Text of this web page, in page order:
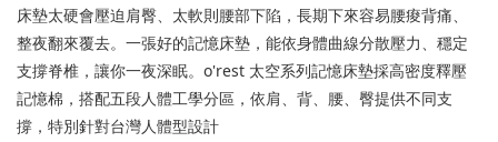
床墊太硬會壓迫肩臀、太軟則腰部下陷，長期下來容易腰痠背痛、
整夜翻來覆去。一張好的記憶床墊，能依身體曲線分散壓力、穩定
支撐脊椎，讓你一夜深眠。o'rest 太空系列記憶床墊採高密度釋壓
記憶棉，搭配五段人體工學分區，依肩、背、腰、臀提供不同支
撐，特別針對台灣人體型設計